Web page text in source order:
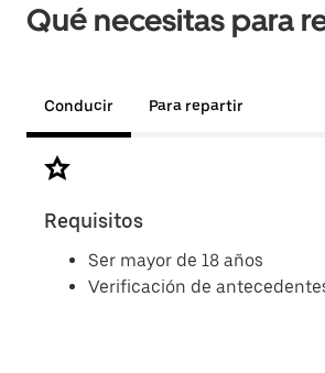
Qué necesitas para
Conducir Para repartir
Requisitos
Ser mayor de 18 años
Verificación de